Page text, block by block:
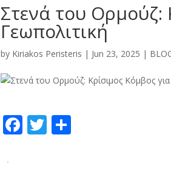
Στενά του Ορμούζ:
Γεωπολιτική
by Kiriakos Peristeris | Jun 23, 2025 |
F T